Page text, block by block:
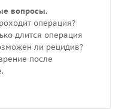
вопросы.
операция?
длится операция
ли рецидив?
после